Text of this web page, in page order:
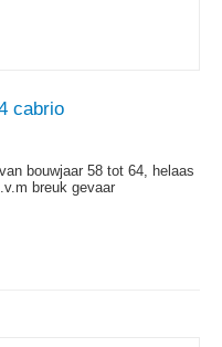
cabrio
bouwjaar 58 tot 64, helaas
breuk gevaar